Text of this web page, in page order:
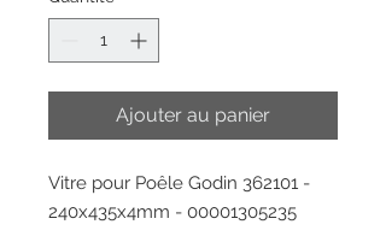
Ajouter au panier
Vitre pour Poêle Godin 362101 -
240x435x4mm - 00001305235